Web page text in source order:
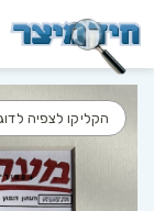
הקליקו לצפיה